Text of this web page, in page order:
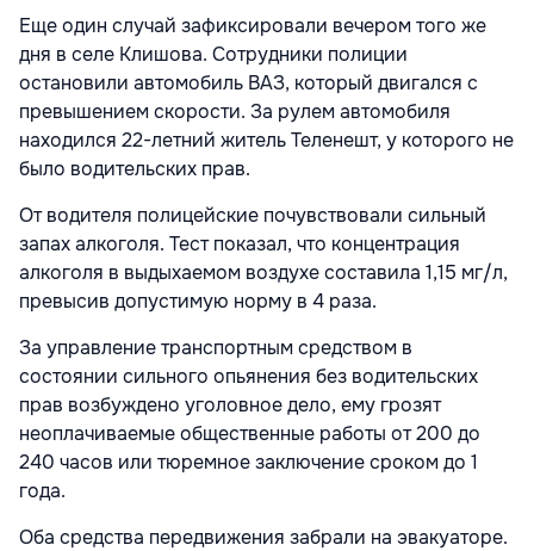
Еще один случай зафиксировали вечером того же
дня в селе Клишова. Сотрудники полиции
остановили автомобиль ВАЗ, который двигался с
превышением скорости. За рулем автомобиля
находился 22-летний житель Теленешт, у которого не
было водительских прав.
От водителя полицейские почувствовали сильный
запах алкоголя. Тест показал, что концентрация
алкоголя в выдыхаемом воздухе составила 1,15 мг/л,
превысив допустимую норму в 4 раза.
За управление транспортным средством в
состоянии сильного опьянения без водительских
прав возбуждено уголовное дело, ему грозят
неоплачиваемые общественные работы от 200 до
240 часов или тюремное заключение сроком до 1
года.
Оба средства передвижения забрали на эвакуаторе.